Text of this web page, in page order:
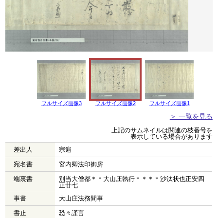
フルサイズ画像3 フルサイズ画像2 フルサイズ画像1
＞ 一覧を見る
上記のサムネイルは関連の枝番号を
表示している場合があります
差出人
宗遍
宛名書
宮内卿法印御房
端裏書
別当大僧都＊＊大山庄執行＊＊＊＊沙汰状也正安四
正廿七
事書
大山庄法務間事
書止
恐々謹言